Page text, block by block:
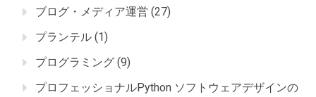
ブログ・メディア運営 (27)
プランテル (1)
プログラミング (9)
プロフェッショナルPython ソフトウェアデザインの